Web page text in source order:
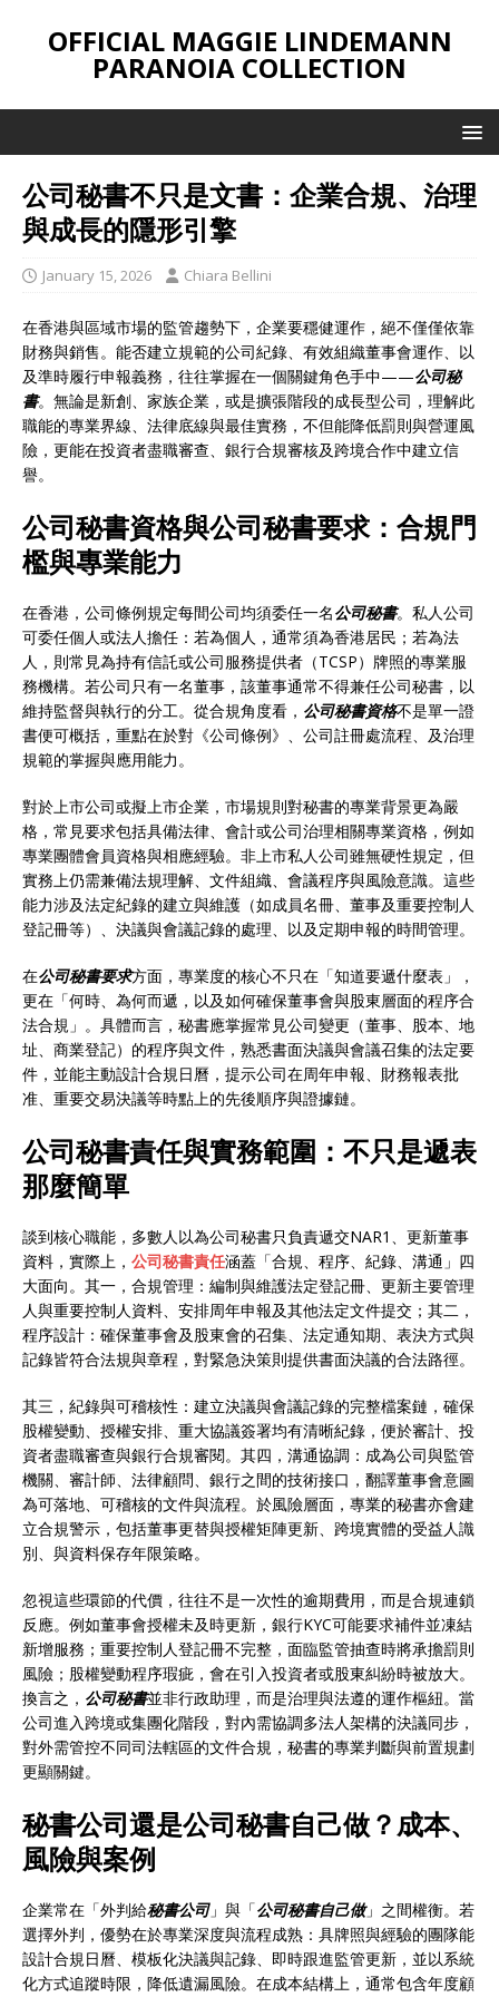
OFFICIAL MAGGIE LINDEMANN
PARANOIA COLLECTION
公司秘書不只是文書：企業合規、治理
與成長的隱形引擎
January 15, 2026 Chiara Bellini
在香港與區域市場的監管趨勢下，企業要穩健運作，絕不僅僅依靠
財務與銷售。能否建立規範的公司紀錄、有效組織董事會運作、以
及準時履行申報義務，往往掌握在一個關鍵角色手中——公司秘
書。無論是新創、家族企業，或是擴張階段的成長型公司，理解此
職能的專業界線、法律底線與最佳實務，不但能降低罰則與營運風
險，更能在投資者盡職審查、銀行合規審核及跨境合作中建立信
譽。
公司秘書資格與公司秘書要求：合規門
檻與專業能力
在香港，公司條例規定每間公司均須委任一名公司秘書。私人公司
可委任個人或法人擔任：若為個人，通常須為香港居民；若為法
人，則常見為持有信託或公司服務提供者（TCSP）牌照的專業服
務機構。若公司只有一名董事，該董事通常不得兼任公司秘書，以
維持監督與執行的分工。從合規角度看， 公司秘書資格不是單一證
書便可概括，重點在於對《公司條例》、公司註冊處流程、及治理
規範的掌握與應用能力。
對於上市公司或擬上市企業，市場規則對秘書的專業背景更為嚴
格，常見要求包括具備法律、會計或公司治理相關專業資格，例如
專業團體會員資格與相應經驗。非上市私人公司雖無硬性規定，但
實務上仍需兼備法規理解、文件組織、會議程序與風險意識。這些
能力涉及法定紀錄的建立與維護（如成員名冊、董事及重要控制人
登記冊等）、決議與會議記錄的處理、以及定期申報的時間管理。
在公司秘書要求方面，專業度的核心不只在「知道要遞什麼表」，
更在「何時、為何而遞，以及如何確保董事會與股東層面的程序合
法合規」。具體而言，秘書應掌握常見公司變更（董事、股本、地
址、商業登記）的程序與文件，熟悉書面決議與會議召集的法定要
件，並能主動設計合規日曆，提示公司在周年申報、財務報表批
准、重要交易決議等時點上的先後順序與證據鏈。
公司秘書責任與實務範圍：不只是遞表
那麼簡單
談到核心職能，多數人以為公司秘書只負責遞交NAR1、更新董事
資料，實際上， 公司秘書責任涵蓋「合規、程序、紀錄、溝通」四
大面向。其一，合規管理：編制與維護法定登記冊、更新主要管理
人與重要控制人資料、安排周年申報及其他法定文件提交；其二，
程序設計：確保董事會及股東會的召集、法定通知期、表決方式與
記錄皆符合法規與章程，對緊急決策則提供書面決議的合法路徑。
其三，紀錄與可稽核性：建立決議與會議記錄的完整檔案鏈，確保
股權變動、授權安排、重大協議簽署均有清晰紀錄，便於審計、投
資者盡職審查與銀行合規審閱。其四，溝通協調：成為公司與監管
機關、審計師、法律顧問、銀行之間的技術接口，翻譯董事會意圖
為可落地、可稽核的文件與流程。於風險層面，專業的秘書亦會建
立合規警示，包括董事更替與授權矩陣更新、跨境實體的受益人識
別、與資料保存年限策略。
忽視這些環節的代價，往往不是一次性的逾期費用，而是合規連鎖
反應。例如董事會授權未及時更新，銀行KYC可能要求補件並凍結
新增服務；重要控制人登記冊不完整，面臨監管抽查時將承擔罰則
風險；股權變動程序瑕疵，會在引入投資者或股東糾紛時被放大。
換言之， 公司秘書並非行政助理，而是治理與法遵的運作樞紐。當
公司進入跨境或集團化階段，對內需協調多法人架構的決議同步，
對外需管控不同司法轄區的文件合規，秘書的專業判斷與前置規劃
更顯關鍵。
秘書公司還是公司秘書自己做？成本、
風險與案例
企業常在「外判給秘書公司」與「公司秘書自己做」之間權衡。若
選擇外判，優勢在於專業深度與流程成熟：具牌照與經驗的團隊能
設計合規日曆、模板化決議與記錄、即時跟進監管更新，並以系統
化方式追蹤時限，降低遺漏風險。在成本結構上，通常包含年度顧